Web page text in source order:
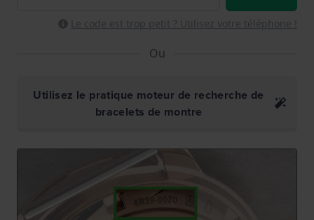
Le code est trop petit ? Utilisez votre téléphone !
Ou
Utilisez le pratique moteur de recherche de
bracelets de montre